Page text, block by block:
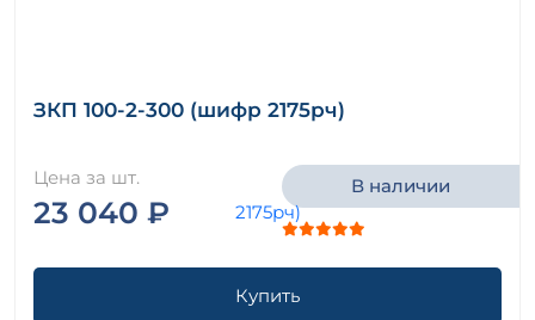
ЗКП 100-2-300 (шифр 2175рч)
Цена за шт.
23 040 ₽
В наличии
Купить